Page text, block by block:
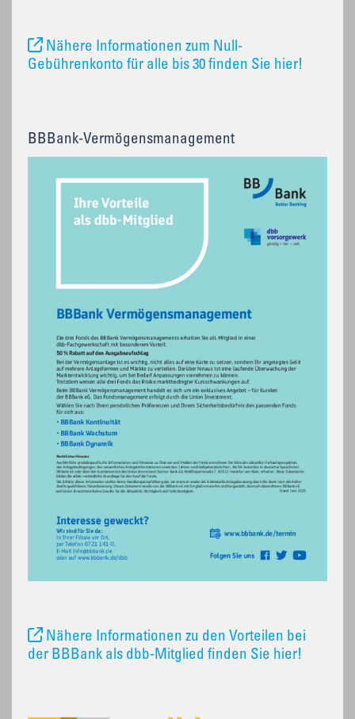
Nähere Informationen zum Null-
Gebührenkonto für alle bis 30 finden Sie hier!
BBBank-Vermögensmanagement
Nähere Informationen zu den Vorteilen bei
der BBBank als dbb-Mitglied finden Sie hier!